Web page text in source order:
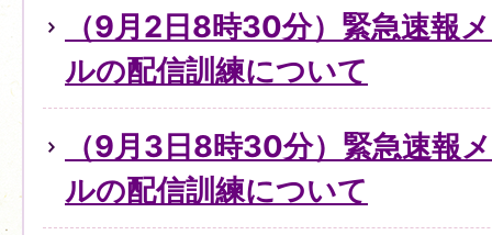
（9月2日8時30分）緊急速報
ルの配信訓練について
（9月3日8時30分）緊急速報
ルの配信訓練について